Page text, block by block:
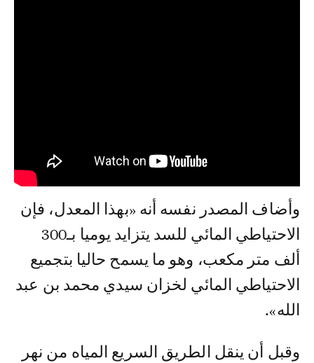
وأضاف المصدر نفسه أنه «بهذا المعدل، فإن
الاحتياطي المائي للسد يتزايد يوميا بـ300
ألف متر مكعب، وهو ما يسمح حاليا بتجميع
الاحتياطي المائي لخزان سيدي محمد بن عبد
الله».
وقبل أن ينقل الطريق السريع المياه من نهر